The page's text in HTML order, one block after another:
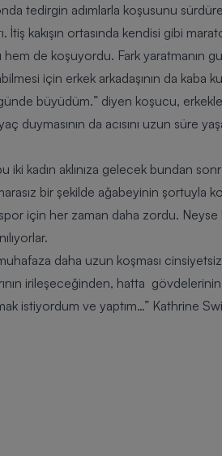
tedirgin adımlarla koşusunu
İtiş kakışın ortasında kendisi gibi
de koşuyordu. Fark yaratmanın
için erkek arkadaşının da kaba
büyüdüm.” diyen koşucu,
duymasının da acısını uzun süre
kadın aklınıza gelecek bundan
bir şekilde ağabeyinin şortuyla
için her zaman daha zordu.
daha uzun koşması
irileşeceğinden, hatta gövdelerinin
istiyordum ve yaptım…” Kathrine